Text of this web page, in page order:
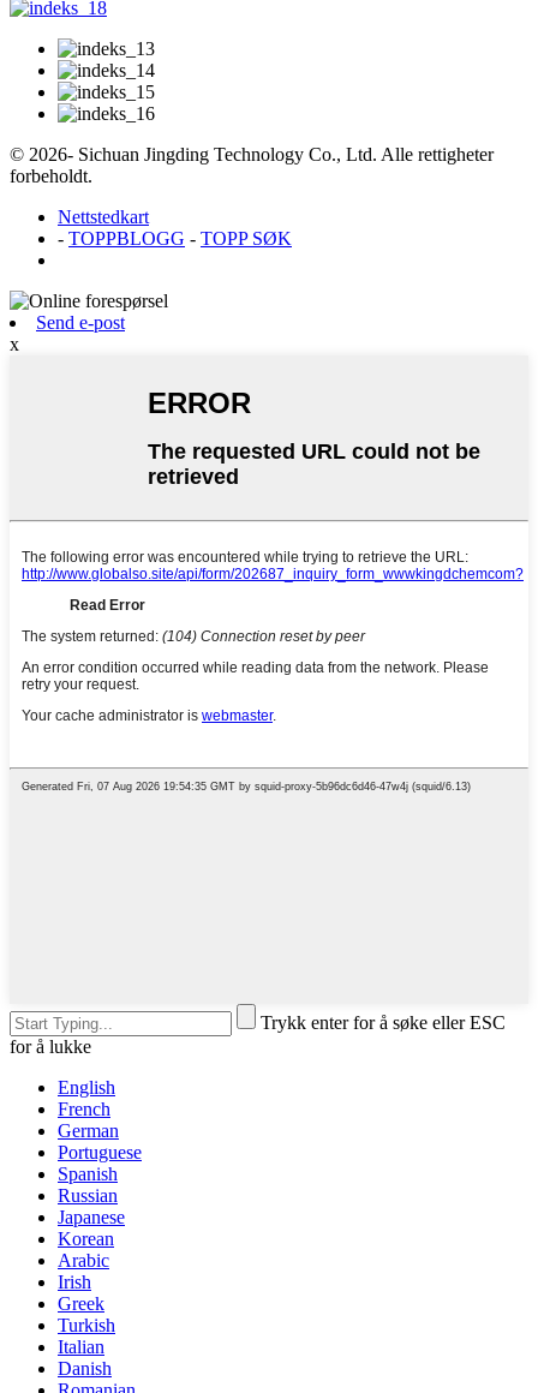
© 2026- Sichuan Jingding Technology Co., Ltd. Alle rettigheter
forbeholdt.
Nettstedkart
- TOPPBLOGG - TOPP SØK
Send e-post
x
Trykk enter for å søke eller ESC
for å lukke
English
French
German
Portuguese
Spanish
Russian
Japanese
Korean
Arabic
Irish
Greek
Turkish
Italian
Danish